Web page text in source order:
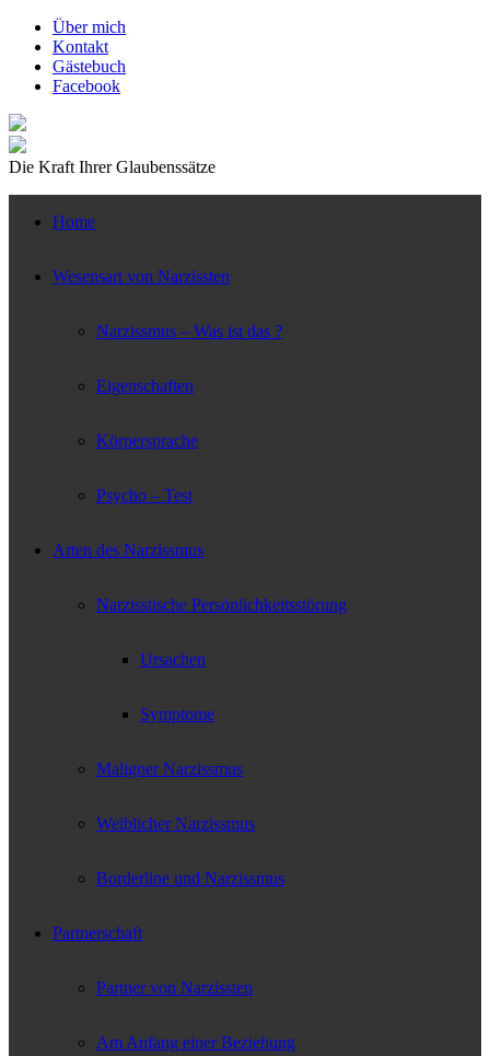
Zum
zentralen
Inhalt
Über mich
Kontakt
Gästebuch
Facebook
Die Kraft Ihrer Glaubenssätze
Home
Wesensart von Narzissten
Narzissmus – Was ist das ?
Eigenschaften
Körpersprache
Psycho – Test
Arten des Narzissmus
Narzisstische Persönlichkeitsstörung
Ursachen
Symptome
Maligner Narzissmus
Weiblicher Narzissmus
Borderline und Narzissmus
Partnerschaft
Partner von Narzissten
Am Anfang einer Beziehung